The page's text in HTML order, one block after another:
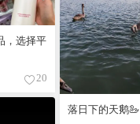
，选择平
20
落日下的天鹅🦢